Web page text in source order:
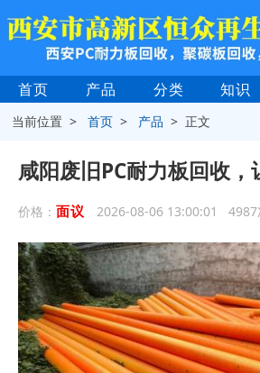
首页 产品 分类 知识
当前位置 >首页 > 产品 > 正文
咸阳废旧PC耐力板回收
价格： 面议 2026-08-06 13:00:01 4987